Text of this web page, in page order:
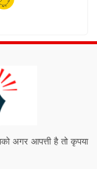
अगर आपत्ती है तो कृपया